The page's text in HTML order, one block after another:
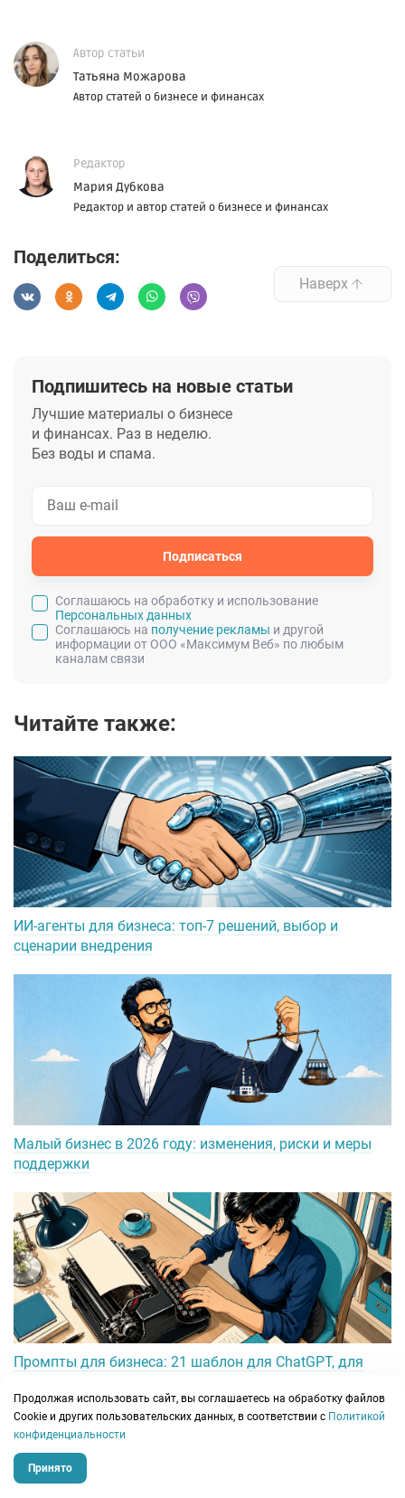
Автор статьи
Татьяна Можарова
Автор статей о бизнесе и финансах
Редактор
Мария Дубкова
Редактор и автор статей о бизнесе и финансах
Поделиться:
Наверх
Подпишитесь на новые статьи
Лучшие материалы о бизнесе
и финансах. Раз в неделю.
Без воды и спама.
Подписаться
Cоглашаюсь на обработку и использование
Персональных данных
Соглашаюсь на получение рекламы и другой
информации от ООО «Максимум Веб» по любым
каналам связи
Читайте также:
ИИ-агенты для бизнеса: топ-7 решений, выбор и
сценарии внедрения
Малый бизнес в 2026 году: изменения, риски и меры
поддержки
Промпты для бизнеса: 21 шаблон для ChatGPT, для
Продолжая использовать сайт, вы соглашаетесь на обработку файлов
Сookie и других пользовательских данных, в соответствии с Политикой
конфиденциальности
Принято